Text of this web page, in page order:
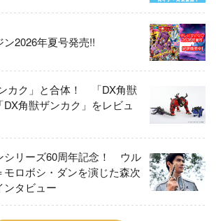
ン2026年夏号発売!!
ンカク」と合体！ 「DX角獣
DX角獣ザンカク」をレビュ
シリーズ60周年記念！ ウル
モロボシ・ダンを演じた森次
ンタビュー